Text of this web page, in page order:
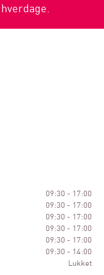
09:30 - 17:00
09:30 - 17:00
09:30 - 17:00
09:30 - 17:00
09:30 - 17:00
09:30 - 14:00
Lukket